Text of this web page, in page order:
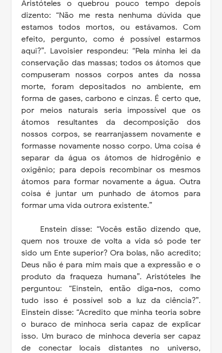
Aristóteles o quebrou pouco tempo depois
dizento: “Não me resta nenhuma dúvida que
estamos todos mortos, ou estávamos. Com
efeito, pergunto, como é possível estarmos
aqui?”. Lavoisier respondeu: “Pela minha lei da
conservação das massas; todos os átomos que
compuseram nossos corpos antes da nossa
morte, foram depositados no ambiente, em
forma de gases, carbono e cinzas. É certo que,
por meios naturais seria impossível que os
átomos resultantes da decomposição dos
nossos corpos, se rearranjassem novamente e
formasse novamente nosso corpo. Uma coisa é
separar da água os átomos de hidrogênio e
oxigênio; para depois recombinar os mesmos
átomos para formar novamente a água. Outra
coisa é juntar um punhado de átomos para
formar uma vida outrora existente.”
Enstein disse: “Vocês estão dizendo que,
quem nos trouxe de volta a vida só pode ter
sido um Ente superior? Ora bolas, não acredito;
Deus não é para mim mais que a expressão e o
produto da fraqueza humana”. Aristóteles lhe
perguntou: “Einstein, então diga-nos, como
tudo isso é possível sob a luz da ciência?”.
Einstein disse: “Acredito que minha teoria sobre
o buraco de minhoca seria capaz de explicar
isso. Um buraco de minhoca deveria ser capaz
de conectar locais distantes no universo,